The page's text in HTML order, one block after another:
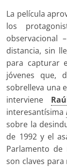
La película
los
observacional
distancia, sin
para capturar
jóvenes que,
sobrelleva una
interviene
interesantísima
sobre la
de 1992 y el
Parlamento
son claves